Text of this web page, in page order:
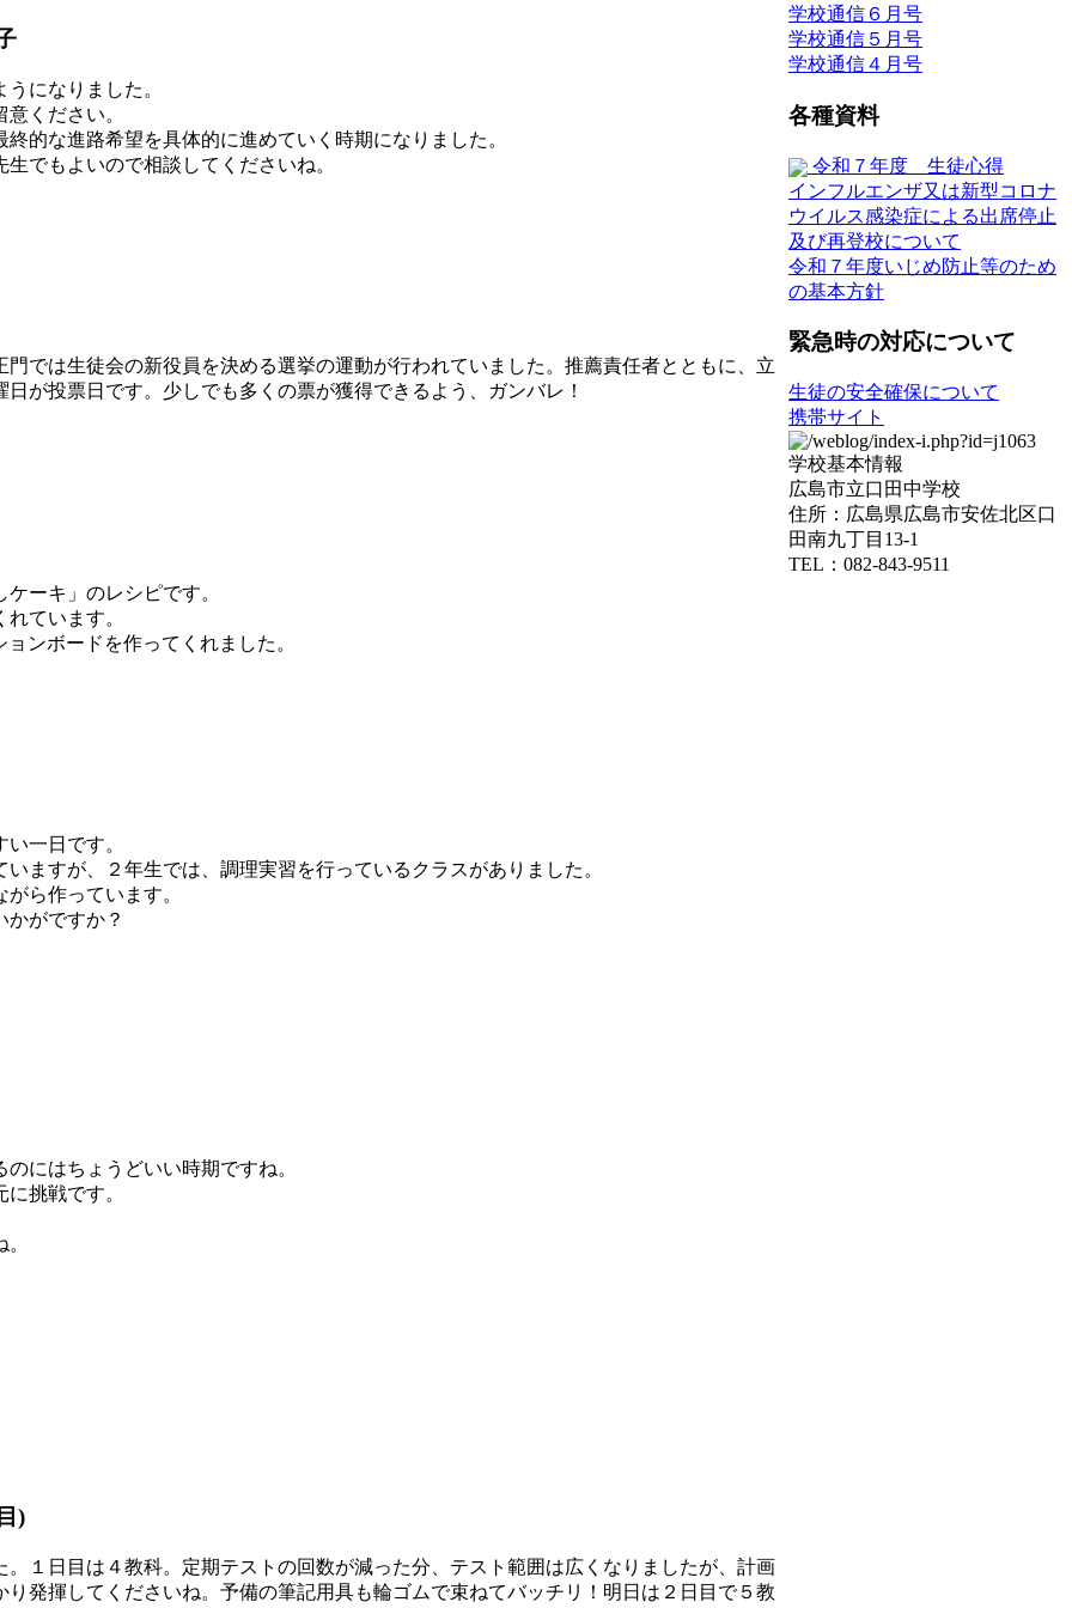
になりました。
ください。
的な進路希望を具体的に進めていく時期になりました。
でもよいので相談してくださいね。
では生徒会の新役員を決める選挙の運動が行われていました。推薦責任者とともに、立
が投票日です。少しでも多くの票が獲得できるよう、ガンバレ！
ーキ」のレシピです。
ています。
ンボードを作ってくれました。
一日です。
ますが、２年生では、調理実習を行っているクラスがありました。
ら作っています。
かがですか？
にはちょうどいい時期ですね。
挑戦です。
)
１日目は４教科。定期テストの回数が減った分、テスト範囲は広くなりましたが、計画
発揮してくださいね。予備の筆記用具も輪ゴムで束ねてバッチリ！明日は２日目で５教
学校通信６月号
学校通信５月号
学校通信４月号
各種資料
令和７年度 生徒心得
インフルエンザ又は新型コロナ
ウイルス感染症による出席停止
及び再登校について
令和７年度いじめ防止等のため
の基本方針
緊急時の対応について
生徒の安全確保について
携帯サイト
学校基本情報
広島市立口田中学校
住所：広島県広島市安佐北区口
田南九丁目13-1
TEL：082-843-9511